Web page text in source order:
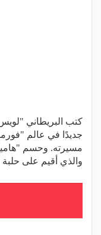
كتب البريطاني
مسيرته. وحسم
والذي أقيم على